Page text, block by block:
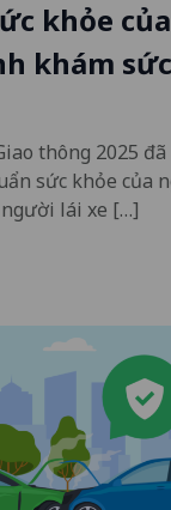
khỏe
khám
thông 2025
sức khỏe của
lái xe […]